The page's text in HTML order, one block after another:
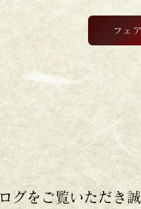
フェ
グをご覧いただき